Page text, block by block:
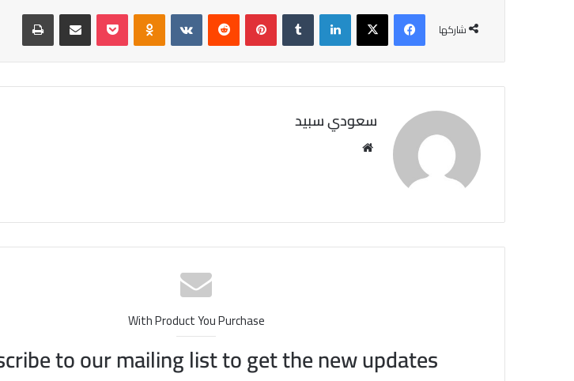
شاركها
فيسبوك لينكدإن بينتيريست بوكيت
سعودي سبيد
With Product You Purchase
to our mailing list to get the new updates!